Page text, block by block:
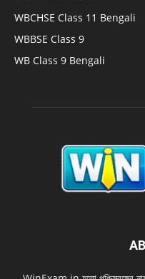
WBCHSE Class 11 Bengali
WBBSE Class 9
WB Class 9 Bengali